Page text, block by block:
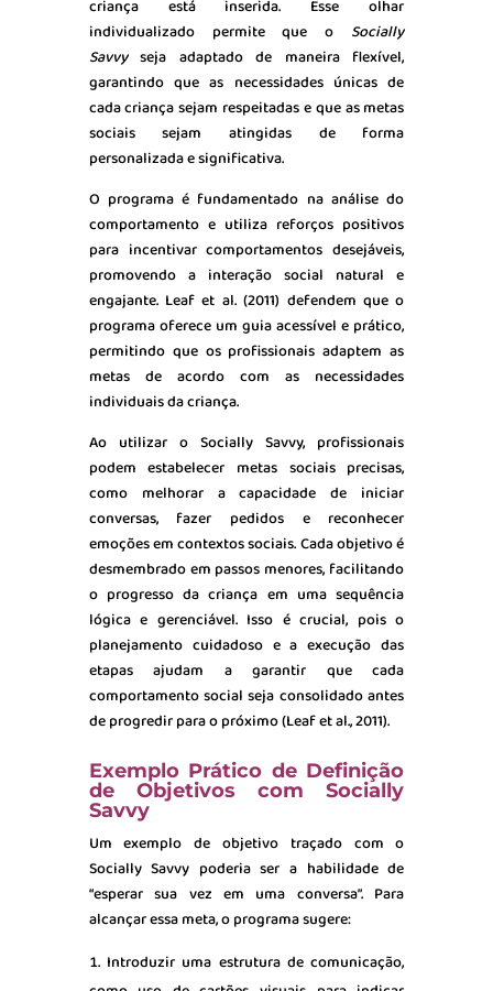
criança está inserida. Esse olhar
individualizado permite que o Socially
Savvyseja adaptado de maneira flexível,
garantindo que as necessidades únicas de
cada criança sejam respeitadas e que as metas
sociais sejam atingidas de forma
personalizada e significativa.
O programa é fundamentado na análise do
comportamento e utiliza reforços positivos
para incentivar comportamentos desejáveis,
promovendo a interação social natural e
engajante. Leaf et al. (2011) defendem que o
programa oferece um guia acessível e prático,
permitindo que os profissionais adaptem as
metas de acordo com as necessidades
individuais da criança.
Ao utilizar o Socially Savvy, profissionais
podem estabelecer metas sociais precisas,
como melhorar a capacidade de iniciar
conversas, fazer pedidos e reconhecer
emoções em contextos sociais. Cada objetivo é
desmembrado em passos menores, facilitando
o progresso da criança em uma sequência
lógica e gerenciável. Isso é crucial, pois o
planejamento cuidadoso e a execução das
etapas ajudam a garantir que cada
comportamento social seja consolidado antes
de progredir para o próximo (Leaf et al., 2011).
Exemplo Prático de Definição
de Objetivos com Socially
Savvy
Um exemplo de objetivo traçado com o
Socially Savvy poderia ser a habilidade de
“esperar sua vez em uma conversa”. Para
alcançar essa meta, o programa sugere:
Introduzir uma estrutura de comunicação,